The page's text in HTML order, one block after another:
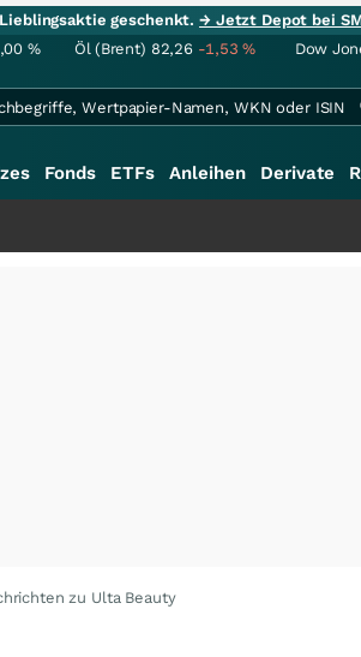
geschenkt.→ Jetzt Depot bei
% Öl (Brent) 82,26 -1,53% Dow
Fonds ETFs Anleihen Derivate
zu Ulta Beauty